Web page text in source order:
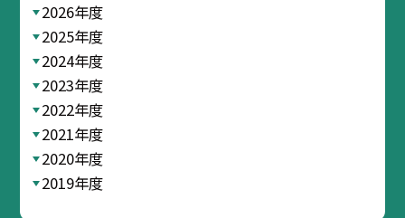
2026年度
2025年度
2024年度
2023年度
2022年度
2021年度
2020年度
2019年度